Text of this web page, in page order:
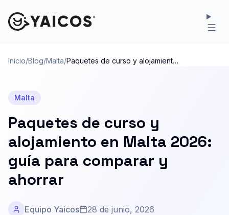
Inicio/Blog/Malta/Paquetes de curso y alojamiento
Malta
Paquetes de curso y
alojamiento en Malta 2026:
guía para comparar y
ahorrar
Equipo Yaicos
28 de junio, 2026